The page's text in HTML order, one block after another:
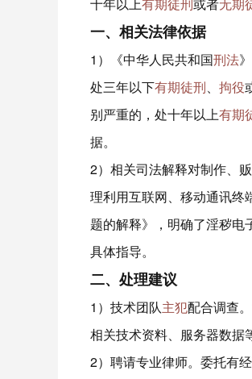
一、相关法律依据
1）《中华人民共和国刑法
处三年以下有期徒刑、 拘役
别严重的，处十年以上有期
据。​
2）相关司法解释对制作、
理利用互联网、移动通讯终
题的解释》，明确了淫秽电
具体指导。​
二、处理建议
1）技术团队主犯配合调查
相关技术资料、服务器数据
2）聘请专业律师。委托有